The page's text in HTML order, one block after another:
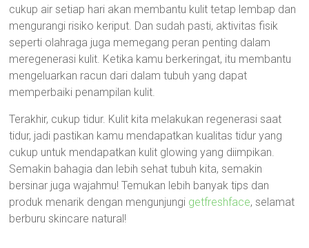
cukup air setiap hari akan membantu kulit tetap lembap dan
mengurangi risiko keriput. Dan sudah pasti, aktivitas fisik
seperti olahraga juga memegang peran penting dalam
meregenerasi kulit. Ketika kamu berkeringat, itu membantu
mengeluarkan racun dari dalam tubuh yang dapat
memperbaiki penampilan kulit.
Terakhir, cukup tidur. Kulit kita melakukan regenerasi saat
tidur, jadi pastikan kamu mendapatkan kualitas tidur yang
cukup untuk mendapatkan kulit glowing yang diimpikan.
Semakin bahagia dan lebih sehat tubuh kita, semakin
bersinar juga wajahmu! Temukan lebih banyak tips dan
produk menarik dengan mengunjungi getfreshface, selamat
berburu skincare natural!